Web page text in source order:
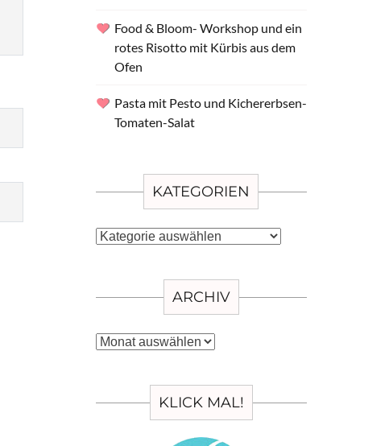
Food & Bloom- Workshop und ein
rotes Risotto mit Kürbis aus dem
Ofen
Pasta mit Pesto und Kichererbsen-
Tomaten-Salat
KATEGORIEN
Kategorien
ARCHIV
Archiv
KLICK MAL!